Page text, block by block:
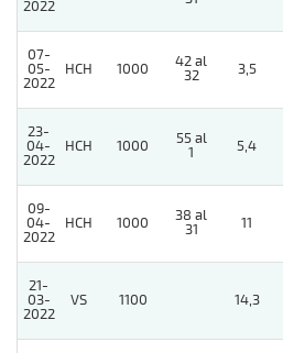
2022
07-
05-
2022
HCH 1000
42 al
32
3,5
23-
04-
2022
HCH 1000
55 al
1
5,4
09-
04-
2022
HCH 1000
38 al
31
11
21-
03-
2022
VS 1100 14,3